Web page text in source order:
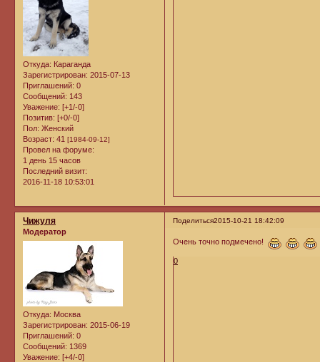
Откуда: Караганда
Зарегистрирован: 2015-07-13
Приглашений: 0
Сообщений: 143
Уважение: [+1/-0]
Позитив: [+0/-0]
Пол: Женский
Возраст: 41 [1984-09-12]
Провел на форуме:
1 день 15 часов
Последний визит:
2016-11-18 10:53:01
Поделиться2015-10-21 18:42:09
Чижуля
Модератор
Откуда: Москва
Зарегистрирован: 2015-06-19
Приглашений: 0
Сообщений: 1369
Уважение: [+4/-0]
Очень точно подмечено!
0